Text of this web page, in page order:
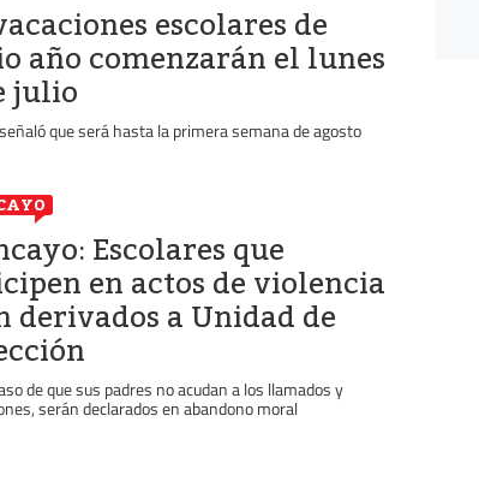
escolares de
año comenzarán el lunes
julio
que será hasta la primera semana de agosto
Escolares que
en actos de violencia
derivados a Unidad de
de que sus padres no acudan a los llamados y
serán declarados en abandono moral